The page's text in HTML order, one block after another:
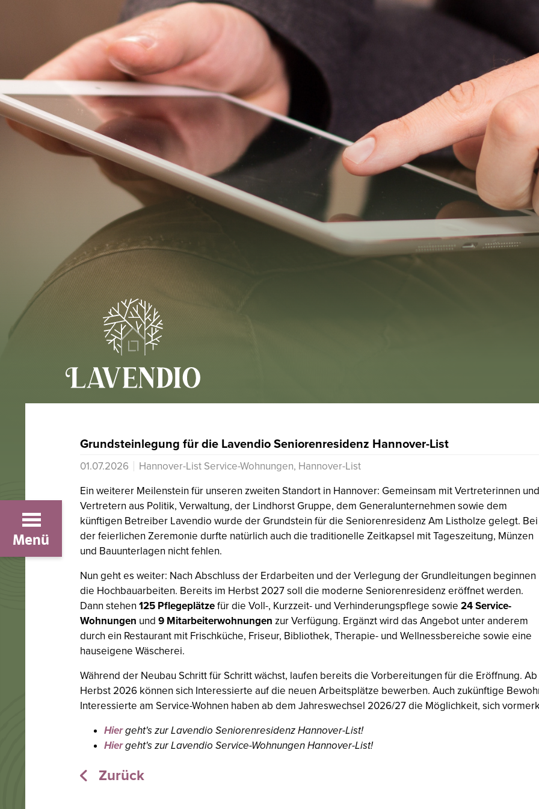
Menü
Grundsteinlegung für die Lavendio Seniorenresidenz Hannover-List
01.07.2026
Hannover-List Service-Wohnungen, Hannover-List
Ein weiterer Meilenstein für unseren zweiten Standort in Hannover: Gemeinsam mit Vertreterinnen und
Vertretern aus Politik, Verwaltung, der Lindhorst Gruppe, dem Generalunternehmen sowie dem
künftigen Betreiber Lavendio wurde der Grundstein für die Seniorenresidenz Am Listholze gelegt. Bei
der feierlichen Zeremonie durfte natürlich auch die traditionelle Zeitkapsel mit Tageszeitung, Münzen
und Bauunterlagen nicht fehlen.
Nun geht es weiter: Nach Abschluss der Erdarbeiten und der Verlegung der Grundleitungen beginnen
die Hochbauarbeiten. Bereits im Herbst 2027 soll die moderne Seniorenresidenz eröffnet werden.
Dann stehen 125 Pflegeplätzefür die Voll-, Kurzzeit- und Verhinderungspflege sowie 24 Service-
Wohnungen und 9 Mitarbeiterwohnungen zur Verfügung. Ergänzt wird das Angebot unter anderem
durch ein Restaurant mit Frischküche, Friseur, Bibliothek, Therapie- und Wellnessbereiche sowie eine
hauseigene Wäscherei.
Während der Neubau Schritt für Schritt wächst, laufen bereits die Vorbereitungen für die Eröffnung. Ab
Herbst 2026 können sich Interessierte auf die neuen Arbeitsplätze bewerben. Auch zukünftige
Interessierte am Service-Wohnen haben ab dem Jahreswechsel 2026/27 die Möglichkeit, sich
Hiergeht's zur Lavendio Seniorenresidenz Hannover-List!
Hiergeht's zur Lavendio Service-Wohnungen Hannover-List!
Zurück